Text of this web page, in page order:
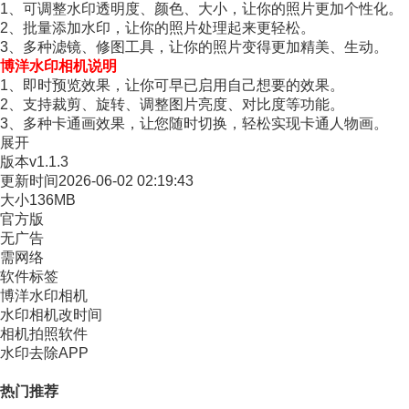
1、可调整水印透明度、颜色、大小，让你的照片更加个性化。
2、批量添加水印，让你的照片处理起来更轻松。
3、多种滤镜、修图工具，让你的照片变得更加精美、生动。
博洋水印相机说明
1、即时预览效果，让你可早已启用自己想要的效果。
2、支持裁剪、旋转、调整图片亮度、对比度等功能。
3、多种卡通画效果，让您随时切换，轻松实现卡通人物画。
展开
版本v1.1.3
更新时间2026-06-02 02:19:43
大小136MB
官方版
无广告
需网络
软件标签
博洋水印相机
水印相机改时间
相机拍照软件
水印去除APP
热门推荐